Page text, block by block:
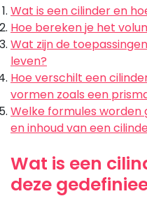
Wat is een cilinder en
Hoe bereken je het
Wat zijn de
leven?
Hoe verschilt een
vormen zoals een
Welke formules
en inhoud van een
Wat is een
deze